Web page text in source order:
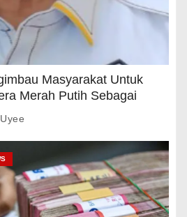
Masyarakat Untuk
Merah Putih Sebagai